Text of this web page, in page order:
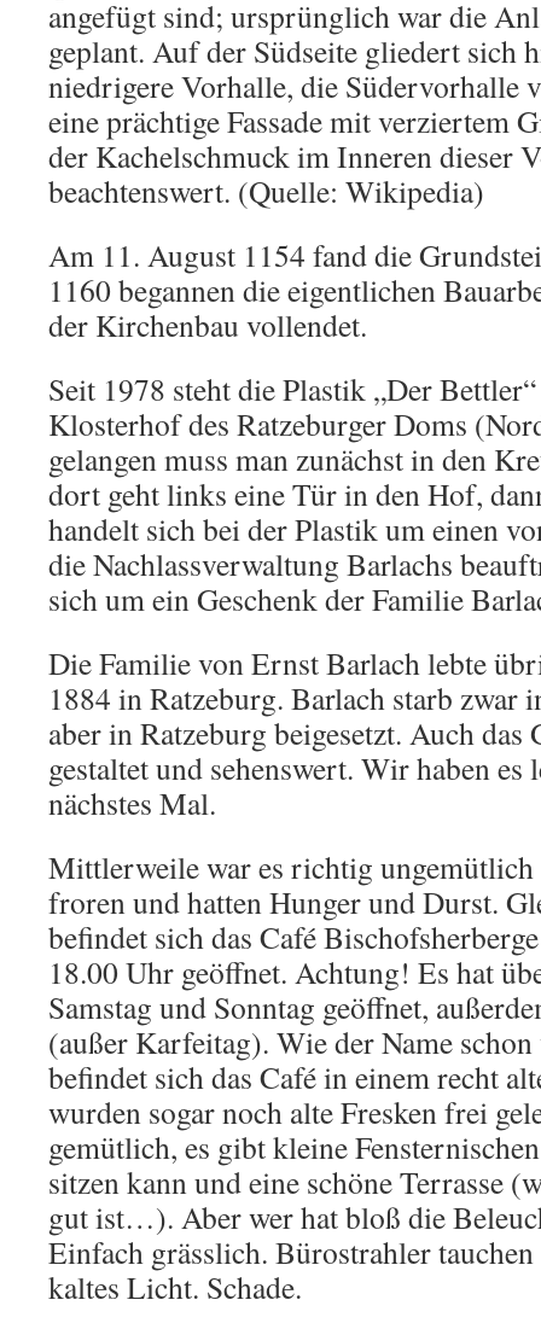
angefügt sind; ursprünglich war die
geplant. Auf der Südseite gliedert sich
niedrigere Vorhalle, die Südervorhalle
eine prächtige Fassade mit verziertem
der Kachelschmuck im Inneren dieser
beachtenswert. (Quelle: Wikipedia)
Am 11. August 1154 fand die
1160 begannen die eigentlichen
der Kirchenbau vollendet.
Seit 1978 steht die Plastik „Der
Klosterhof des Ratzeburger Doms
gelangen muss man zunächst in den
dort geht links eine Tür in den Hof,
handelt sich bei der Plastik um einen
die Nachlassverwaltung Barlachs
sich um ein Geschenk der Familie
Die Familie von Ernst Barlach lebte
1884 in Ratzeburg. Barlach starb zwar
aber in Ratzeburg beigesetzt. Auch das
gestaltet und sehenswert. Wir haben es
nächstes Mal.
Mittlerweile war es richtig
froren und hatten Hunger und Durst.
befindet sich das Café
18.00 Uhr geöffnet. Achtung! Es hat
Samstag und Sonntag geöffnet,
(außer Karfeitag). Wie der Name
befindet sich das Café in einem recht
wurden sogar noch alte Fresken frei
gemütlich, es gibt kleine
sitzen kann und eine schöne Terrasse
gut ist…). Aber wer hat bloß die
Einfach grässlich. Bürostrahler
kaltes Licht. Schade.